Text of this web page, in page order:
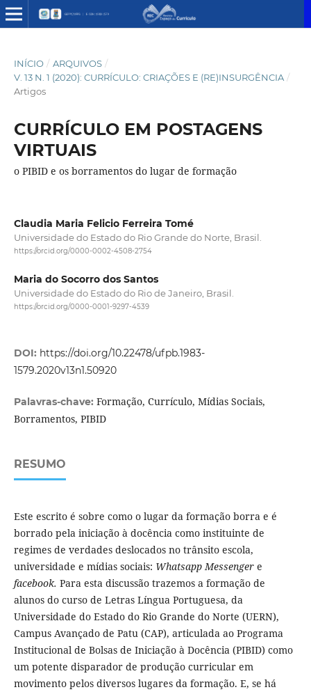
INÍCIO / ARQUIVOS /
V. 13 N. 1 (2020): CURRÍCULO: CRIAÇÕES E (RE)INSURGÊNCIA /
Artigos
CURRÍCULO EM POSTAGENS
VIRTUAIS
o PIBID e os borramentos do lugar de formação
Claudia Maria Felicio Ferreira Tomé
Universidade do Estado do Rio Grande do Norte, Brasil.
https://orcid.org/0000-0002-4508-2754
Maria do Socorro dos Santos
Universidade do Estado do Rio de Janeiro, Brasil.
https://orcid.org/0000-0001-9297-4539
DOI: https://doi.org/10.22478/ufpb.1983-
1579.2020v13n1.50920
Palavras-chave: Formação, Currículo, Mídias Sociais,
Borramentos, PIBID
RESUMO
Este escrito é sobre como o lugar da formação borra e é
borrado pela iniciação à docência como instituinte de
regimes de verdades deslocados no trânsito escola,
universidade e mídias sociais: Whatsapp Messengere
facebook. Para esta discussão trazemos a formação de
alunos do curso de Letras Língua Portuguesa, da
Universidade do Estado do Rio Grande do Norte (UERN),
Campus Avançado de Patu (CAP), articulada ao Programa
Institucional de Bolsas de Iniciação à Docência (PIBID) como
um potente disparador de produção curricular em
movimento pelos diversos lugares da formação. E, se há